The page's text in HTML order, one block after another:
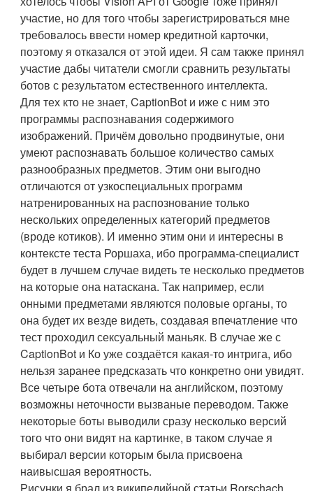
участие, но для того чтобы зарегистрироваться мне
требовалось ввести номер кредитной карточки,
поэтому я отказался от этой идеи. Я сам также принял
участие дабы читатели смогли сравнить результаты
ботов с результатом естественного интеллекта.
Для тех кто не знает, CaptionBot и иже с ним это
программы распознавания содержимого
изображений. Причём довольно продвинутые, они
умеют распознавать большое количество самых
разнообразных предметов. Этим они выгодно
отличаются от узкоспециальных программ
натренированных на распознование только
нескольких определенных категорий предметов
(вроде котиков). И именно этим они и интересны в
контексте теста Роршаха, ибо программа-специалист
будет в лучшем случае видеть те несколько предметов
на которые она натаскана. Так например, если
онными предметами являются половые органы, то
она будет их везде видеть, создавая впечатление что
тест проходил сексуальный маньяк. В случае же с
CaptionBot и Ко уже создаётся какая-то интрига, ибо
нельзя заранее предсказать что конкретно они увидят.
Все четыре бота отвечали на английском, поэтому
возможны неточности вызваные переводом. Также
некоторые боты выводили сразу несколько версий
того что они видят на картинке, в таком случае я
выбирал версии которым была присвоена
наивысшая вероятность.